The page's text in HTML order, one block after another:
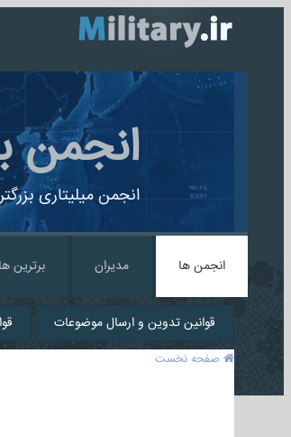
انجمن
انجمن میلیتاری
انجمن ها مدیران برترین
قوانین تدوین و ارسال موضوعات
صفحه نخست